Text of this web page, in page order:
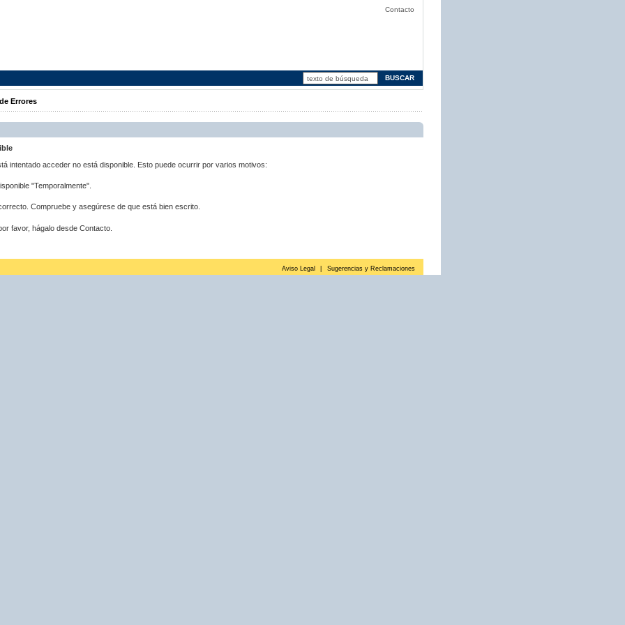
Contacto
Errores
intentado acceder no está disponible. Esto puede ocurrir por varios motivos:
"Temporalmente".
Compruebe y asegúrese de que está bien escrito.
favor, hágalo desde Contacto.
Aviso Legal Sugerencias y Reclamaciones